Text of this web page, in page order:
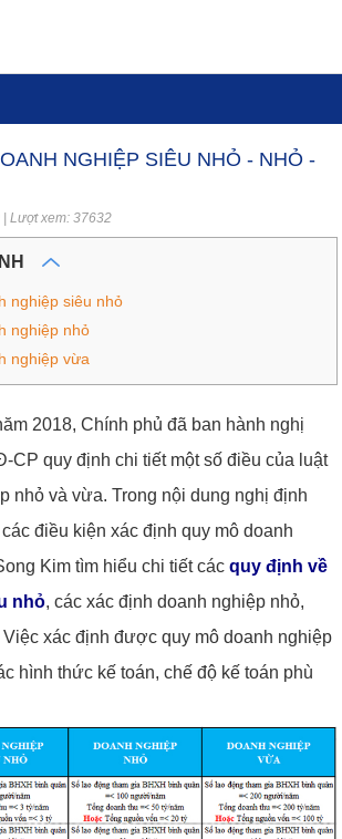
NGHIỆP SIÊU NHỎ - NHỎ -
Lượt xem: 37632
nghiệp siêu nhỏ
nghiệp nhỏ
nghiệp vừa
2018, Chính phủ đã ban hành nghị
CP quy định chi tiết một số điều của luật
nhỏ và vừa. Trong nội dung nghị định
điều kiện xác định quy mô doanh
Kim tìm hiểu chi tiết cácquy định về
nhỏ, các xác định doanh nghiệp nhỏ,
xác định được quy mô doanh nghiệp
hình thức kế toán, chế độ kế toán phù